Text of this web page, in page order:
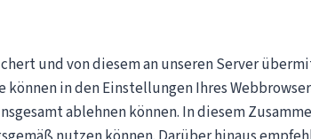
und von diesem an unseren Server
in den Einstellungen Ihres
ablehnen können. In diesem